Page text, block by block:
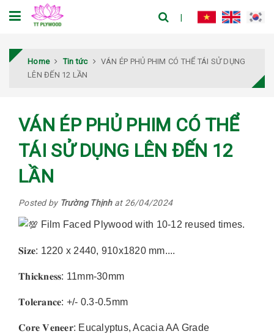
Home Tin tức
VÁN ÉP PHỦ PHIM CÓ THỂ TÁI SỬ DỤNG
LÊN ĐẾN 12 LẦN
VÁN ÉP PHỦ PHIM CÓ THỂ
TÁI SỬ DỤNG LÊN ĐẾN 12
LẦN
Posted by Trường Thịnhat 26/04/2024
Film Faced Plywood with 10-12 reused times.
𝐒𝐢𝐳𝐞: 1220 x 2440, 910x1820 mm....
𝐓𝐡𝐢𝐜𝐤𝐧𝐞𝐬𝐬: 11mm-30mm
𝐓𝐨𝐥𝐞𝐫𝐚𝐧𝐜𝐞: +/- 0.3-0.5mm
𝐂𝐨𝐫𝐞 𝐕𝐞𝐧𝐞𝐞𝐫: Eucalyptus, Acacia AA Grade